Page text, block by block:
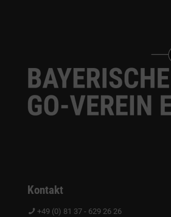
Kontakt
+49 (0) 81 37 - 629 26 26